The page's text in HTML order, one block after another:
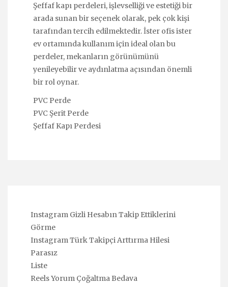
Şeffaf kapı perdeleri, işlevselliği ve estetiği bir
arada sunan bir seçenek olarak, pek çok kişi
tarafından tercih edilmektedir. İster ofis ister
ev ortamında kullanım için ideal olan bu
perdeler, mekanların görünümünü
yenileyebilir ve aydınlatma açısından önemli
bir rol oynar.
PVC Perde
PVC Şerit Perde
Şeffaf Kapı Perdesi
Instagram Gizli Hesabın Takip Ettiklerini
Görme
Instagram Türk Takipçi Arttırma Hilesi
Parasız
Liste
Reels Yorum Çoğaltma Bedava